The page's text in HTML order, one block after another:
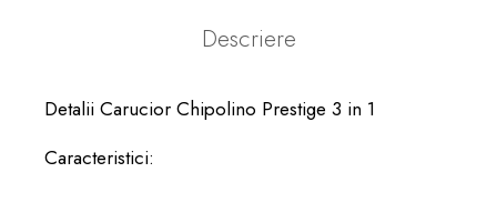
Descriere
Detalii Carucior Chipolino Prestige 3 in 1
Caracteristici: